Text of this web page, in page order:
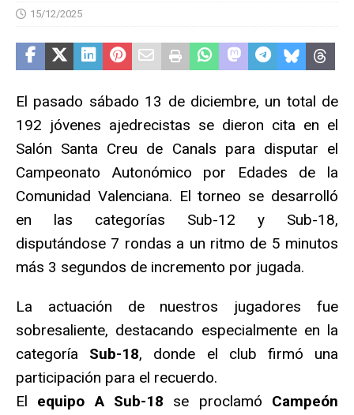
15/12/2025
El pasado sábado 13 de diciembre, un total de
192 jóvenes ajedrecistas se dieron cita en el
Salón Santa Creu de Canals para disputar el
Campeonato Autonómico por Edades de la
Comunidad Valenciana. El torneo se desarrolló
en las categorías Sub-12 y Sub-18,
disputándose 7 rondas a un ritmo de 5 minutos
más 3 segundos de incremento por jugada.
La actuación de nuestros jugadores fue
sobresaliente, destacando especialmente en la
categoría Sub-18, donde el club firmó una
participación para el recuerdo.
El equipo A Sub-18 se proclamó Campeón